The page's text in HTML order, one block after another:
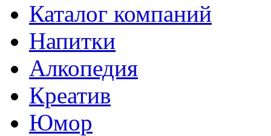
Каталог компаний
Напитки
Алкопедия
Креатив
Юмор